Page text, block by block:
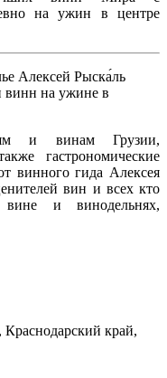
на ужин в центре
Алексей Рыска́ль
винн на ужине в
и винам Грузии,
гастрономические
винного гида Алексея
вин и всех кто
вине и винодельнях,
, Краснодарский край,